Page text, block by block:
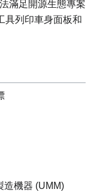
滿足開源生態專案
具列印車身面板和
造機器 (UMM)